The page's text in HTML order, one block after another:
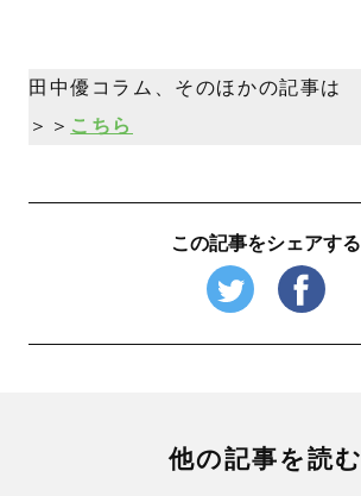
田中優コラム、そのほかの記事は
＞＞ こちら
この記事をシェアする
他の記事を読む